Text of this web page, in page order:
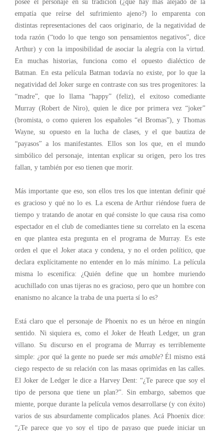
posee el personaje en su tradición (¿qué hay más alejado de la
empatía que reírse del sufrimiento ajeno?) lo emparenta con
distintas representaciones del caos originario, de la negatividad de
toda razón (“todo lo que tengo son pensamientos negativos”, dice
Arthur) y con la imposibilidad de asociar la alegría con la virtud.
En muchas historias, funciona como el opuesto dialéctico de
Batman. En esta película Batman todavía no existe, por lo que la
negatividad del Joker surge en contraste con sus tres progenitores: la
“madre”, que lo llama “happy” (feliz), el exitoso comediante
Murray (Robert de Niro), quien le dice por primera vez “joker”
(bromista, o como quieren los españoles “el Bromas”), y Thomas
Wayne, su opuesto en la lucha de clases, y el que bautiza de
“payasos” a los manifestantes. Ellos son los que, en el mundo
simbólico del personaje, intentan explicar su origen, pero los tres
fallan, y también por eso tienen que morir.
Más importante que eso, son ellos tres los que intentan definir qué
es gracioso y qué no lo es. La escena de Arthur riéndose fuera de
tiempo y tratando de anotar en qué consiste lo que causa risa como
espectador en el club de comediantes tiene su correlato en la escena
en que plantea esta pregunta en el programa de Murray. Es este
orden el que el Joker ataca y condena, y no el orden político, que
declara explícitamente no entender en lo más mínimo. La película
misma lo escenifica: ¿Quién define que un hombre muriendo
acuchillado con unas tijeras no es gracioso, pero que un hombre con
enanismo no alcance la traba de una puerta sí lo es?
Está claro que el personaje de Phoenix no es un héroe en ningún
sentido. Ni siquiera es, como el Joker de Heath Ledger, un gran
villano. Su discurso en el programa de Murray es terriblemente
simple: ¿por qué la gente no puede ser más amable? Él mismo está
ciego respecto de su relación con las masas oprimidas en las calles.
El Joker de Ledger le dice a Harvey Dent: “¿Te parece que soy el
tipo de persona que tiene un plan?”. Sin embargo, sabemos que
miente, porque durante la película vemos desarrollarse (y con éxito)
varios de sus absurdamente complicados planes. Acá Phoenix dice:
“¿Te parece que yo soy el tipo de payaso que puede iniciar un